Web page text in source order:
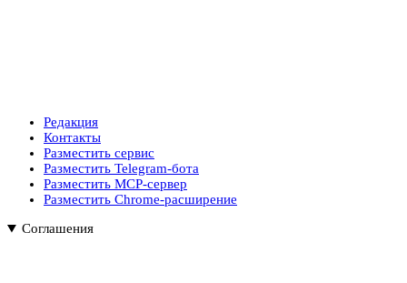
Редакция
Контакты
Разместить сервис
Разместить Telegram-бота
Разместить MCP-сервер
Разместить Chrome-расширение
Соглашения